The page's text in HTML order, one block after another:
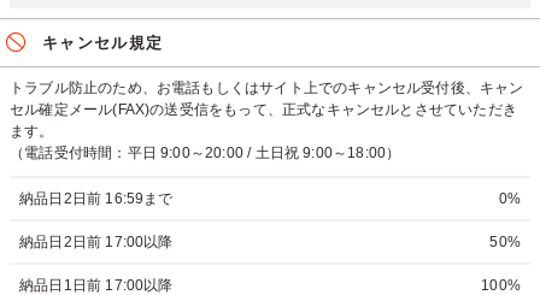
キャンセル規定
トラブル防止のため、お電話もしくはサイト上でのキャンセル受付後、キャン
セル確定メール(FAX)の送受信をもって、正式なキャンセルとさせていただき
ます。
（電話受付時間：平日 9:00～20:00 / 土日祝 9:00～18:00）
納品日2日前 16:59まで 0%
納品日2日前 17:00以降 50%
納品日1日前 17:00以降 100%